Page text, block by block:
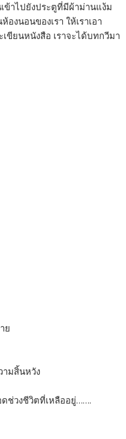
ข้าไปยังประตูที่มีผ้าม่านแง้ม
งนอนของเรา ให้เราเอา
ขียนหนังสือ เราจะได้บทกวีมา
ย
มสิ้นหวัง
ช่วงชีวิตที่เหลืออยู่…….